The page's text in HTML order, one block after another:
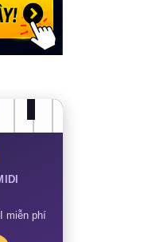
miễn phí